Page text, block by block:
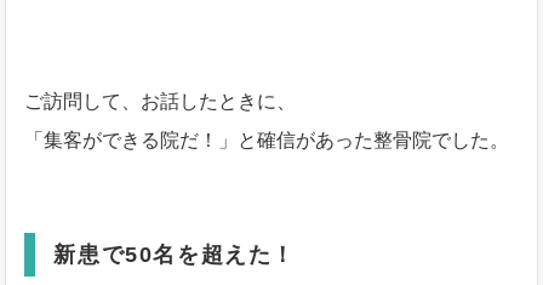
ご訪問して、お話したときに、
「集客ができる院だ！」と確信があった整骨院でした。
新患で50名を超えた！